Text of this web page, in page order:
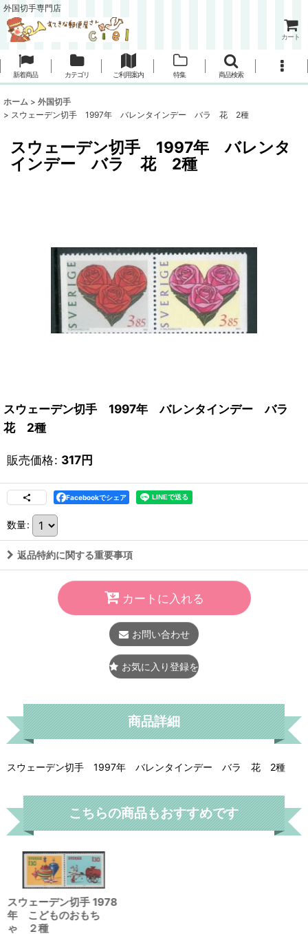
外国切手専門店
カート
新着商品 カテゴリ ご利用案内 特集 商品検索
ホーム > 外国切手
> スウェーデン切手 1997年 バレンタインデー バラ 花 2種
スウェーデン切手 1997年 バレンタ
インデー バラ 花 2種
スウェーデン切手 1997年 バレンタインデー バラ
花 2種
販売価格: 317円
Facebookでシェア
数量:
返品特約に関する重要事項
カートに入れる
お問い合わせ
お気に入り登録をする
商品詳細
スウェーデン切手 1997年 バレンタインデー バラ 花 2種
こちらの商品もおすすめです
スウェーデン切手 1978
年 こどものおもち
ゃ ２種